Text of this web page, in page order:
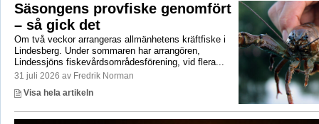
Säsongens provfiske genomfört
– så gick det
Om två veckor arrangeras allmänhetens kräftfiske i
Lindesberg. Under sommaren har arrangören,
Lindessjöns fiskevårdsområdesförening, vid flera...
31 juli 2026 av Fredrik Norman
Visa hela artikeln